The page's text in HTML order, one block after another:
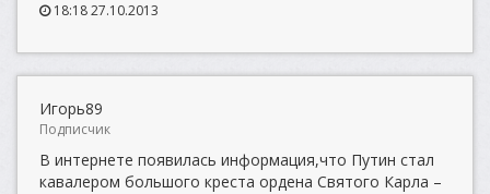
18:18 27.10.2013
Игорь89
Подписчик
В интернете появилась информация,что Путин стал
кавалером большого креста ордена Святого Карла –